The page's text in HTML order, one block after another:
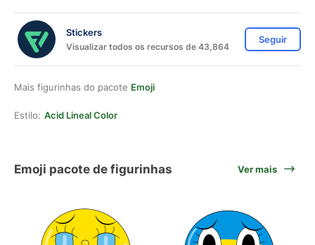
Stickers
Visualizar todos os recursos de 43,864
Seguir
Mais figurinhas do pacote Emoji
Estilo: Acid Lineal Color
Emoji pacote de figurinhas Ver mais